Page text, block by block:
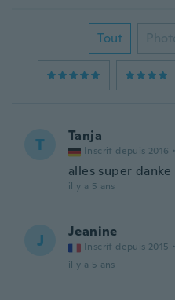
Tout
T Tanja
Inscrit depuis 2016 ·
alles super danke
il y a 5 ans
J Jeanine
Inscrit depuis 2015 ·
il y a 5 ans